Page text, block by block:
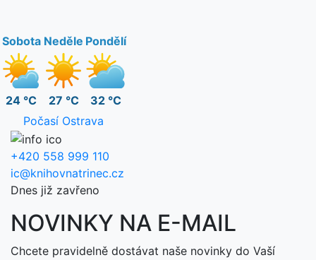
Sobota
24 °C
Neděle
27 °C
Pondělí
32 °C
Počasí Ostrava
+420 558 999 110
ic@knihovnatrinec.cz
Dnes již zavřeno
NOVINKY NA E-MAIL
Chcete pravidelně dostávat naše novinky do Vaší